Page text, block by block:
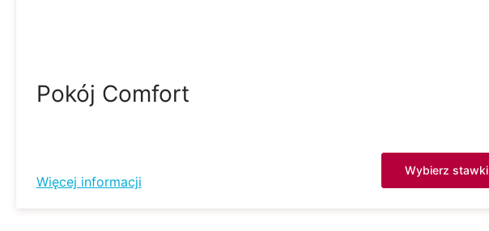
Pokój Comfort
Więcej informacji
Wybierz stawki